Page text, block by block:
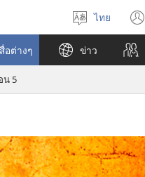
เลือก
ภาษา
ไทย
อต่างๆ ข่าว
น 5